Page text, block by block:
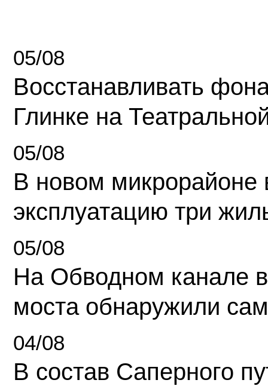
05/08
Восстанавливать
Глинке на
05/08
В новом микрорайоне
эксплуатацию три
05/08
На Обводном канале
моста обнаружили
04/08
В состав Саперного